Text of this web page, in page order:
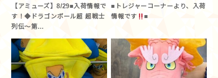
【アミューズ】8/29■入荷情報で
す！◆ドラゴンボール超 超戦士
列伝～第…
■トレジャーコーナーより、入荷
情報です
■